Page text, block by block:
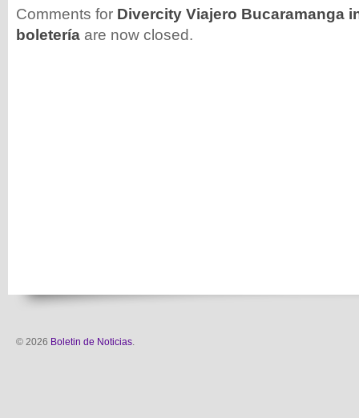
Comments for Divercity Viajero Bucaramanga
boletería are now closed.
© 2026 Boletin de Noticias.